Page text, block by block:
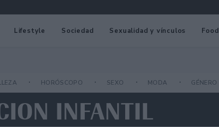
Lifestyle Sociedad Sexualidad y vínculos Food
HORÓSCOPO SEXO MODA GÉNERO
INFANTIL